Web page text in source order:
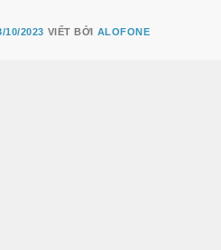
10/2023 VIẾT BỞI ALOFONE